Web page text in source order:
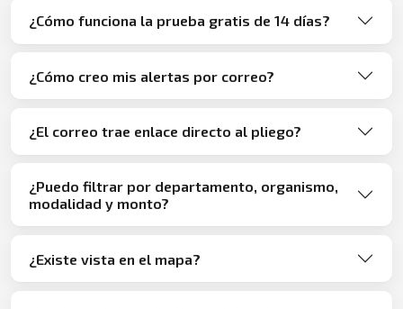
¿Cómo funciona la prueba gratis de 14 días?
¿Cómo creo mis alertas por correo?
¿El correo trae enlace directo al pliego?
¿Puedo filtrar por departamento, organismo,
modalidad y monto?
¿Existe vista en el mapa?